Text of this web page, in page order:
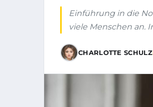
Einführung in die
viele Menschen an.
CHARLOTTE SCHULZ